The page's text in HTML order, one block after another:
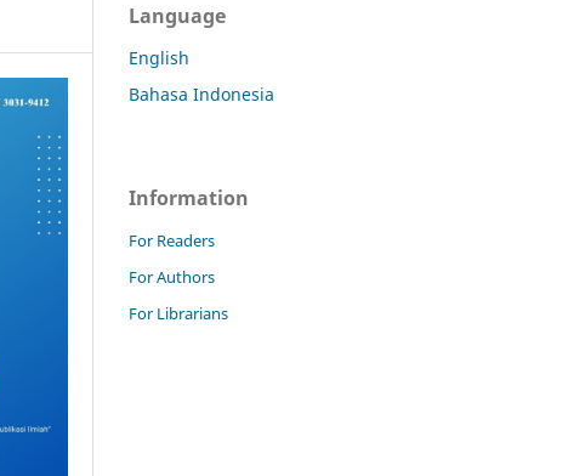
Language
English
Bahasa Indonesia
Information
For Readers
For Authors
For Librarians